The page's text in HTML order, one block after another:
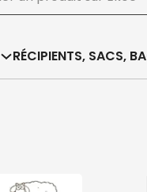
RÉCIPIENTS, SACS,